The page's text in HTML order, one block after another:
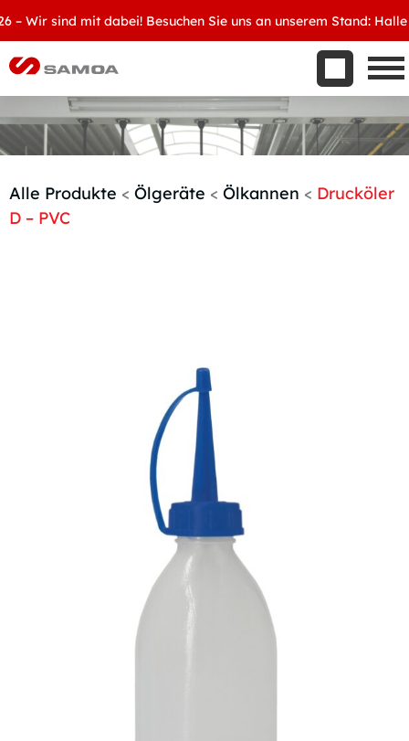
Wir sind mit dabei! Besuchen Sie uns an unserem Stand: Halle
Aktuelles
Kontakt
Handelspartner werden
Alle Produkte < Ölgeräte < Ölkannen < Drucköler
D – PVC